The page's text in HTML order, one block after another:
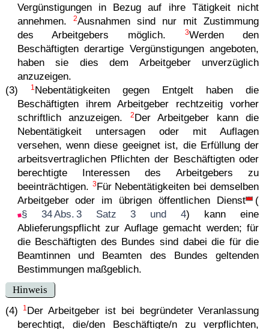
Vergünstigungen in Bezug auf ihre Tätigkeit nicht
annehmen.
2Ausnahmen sind nur mit Zustimmung
des Arbeitgebers möglich.
3Werden den
Beschäftigten derartige Vergünstigungen angeboten,
haben sie dies dem Arbeitgeber unverzüglich
anzuzeigen.
(3)
1 Nebentätigkeiten gegen Entgelt haben die
Beschäftigten ihrem Arbeitgeber rechtzeitig vorher
schriftlich anzuzeigen.
2Der Arbeitgeber kann die
Nebentätigkeit untersagen oder mit Auflagen
versehen, wenn diese geeignet ist, die Erfüllung der
arbeitsvertraglichen Pflichten der Beschäftigten oder
berechtigte Interessen des Arbeitgebers zu
beeinträchtigen. 3Für Nebentätigkeiten bei demselben
Arbeitgeber oder im übrigen öffentlichen Dienst
(
§ 34 Abs. 3 Satz 3 und 4) kann eine
Ablieferungspflicht zur Auflage gemacht werden; für
die Beschäftigten des Bundes sind dabei die für die
Beamtinnen und Beamten des Bundes geltenden
Bestimmungen maßgeblich.
Hinweis
(4)
1 Der Arbeitgeber ist bei begründeter Veranlassung
berechtigt, die/den Beschäftigte/n zu verpflichten,